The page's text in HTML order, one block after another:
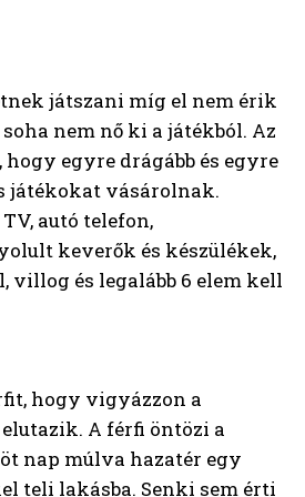
játszani míg el nem érik
soha nem nő ki a játékból. Az
egyre drágább és egyre
játékokat vásárolnak.
autó telefon,
keverők és készülékek,
villog és legalább 6 elem kell
hogy vigyázzon a
A férfi öntözi a
nap múlva hazatér egy
teli lakásba. Senki sem érti